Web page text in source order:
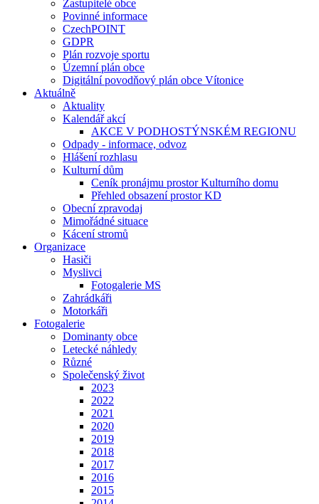
Zastupitelé obce
Povinné informace
CzechPOINT
GDPR
Plán rozvoje sportu
Územní plán obce
Digitální povodňový plán obce Vítonice
Aktuálně
Aktuality
Kalendář akcí
AKCE V PODHOSTÝNSKÉM REGIONU
Odpady - informace, odvoz
Hlášení rozhlasu
Kulturní dům
Ceník pronájmu prostor Kulturního domu
Přehled obsazení prostor KD
Obecní zpravodaj
Mimořádné situace
Kácení stromů
Organizace
Hasiči
Myslivci
Fotogalerie MS
Zahrádkáři
Motorkáři
Fotogalerie
Dominanty obce
Letecké náhledy
Různé
Společenský život
2023
2022
2021
2020
2019
2018
2017
2016
2015